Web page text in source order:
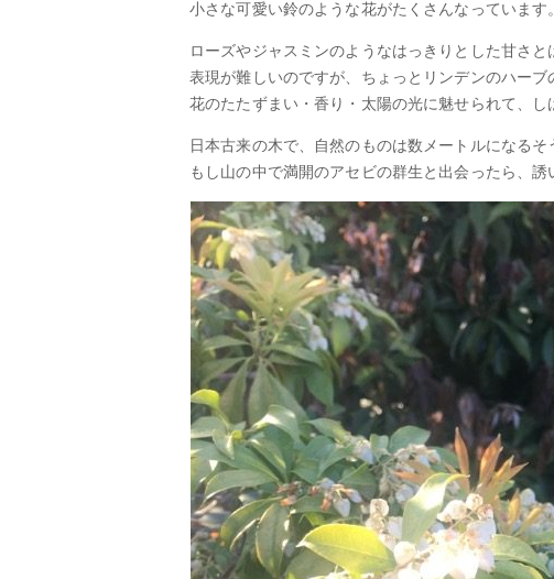
小さな可愛い鈴のような花がたくさんなっています。
ローズやジャスミンのようなはっきりとした甘さと
表現が難しいのですが、ちょっとリンデンのハーブ
花のたたずまい・香り・太陽の光に魅せられて、し
日本古来の木で、自然のものは数メートルになるそ
もし山の中で満開のアセビの群生と出会ったら、誘